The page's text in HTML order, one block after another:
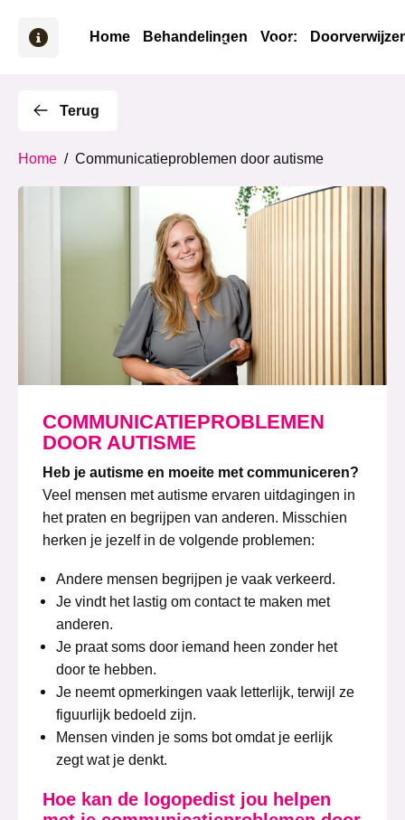
Home Behandelingen Voor:
Terug
Home / Communicatieproblemen door autisme
COMMUNICATIEPROBLEMEN
DOOR AUTISME
Heb je autisme en moeite met communiceren?
Veel mensen met autisme ervaren uitdagingen in
het praten en begrijpen van anderen. Misschien
herken je jezelf in de volgende problemen:
Andere mensen begrijpen je vaak verkeerd.
Je vindt het lastig om contact te maken met
anderen.
Je praat soms door iemand heen zonder het
door te hebben.
Je neemt opmerkingen vaak letterlijk, terwijl ze
figuurlijk bedoeld zijn.
Mensen vinden je soms bot omdat je eerlijk
zegt wat je denkt.
Hoe kan de logopedist jou helpen